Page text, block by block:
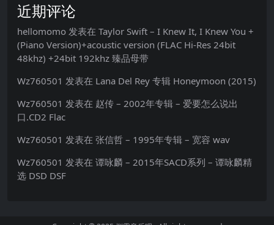
近期评论
hellomomo 发表在 Taylor Swift – I Knew It, I Knew You +
(Piano Version)+acoustic version (FLAC Hi-Res 24bit
48khz) +24bit 192khz 臻品母带
Wz760501 发表在 Lana Del Rey 专辑 Honeymoon (2015)
Wz760501 发表在 赵传 – 2002年专辑 – 爱要怎么说出
口.CD2 Flac
Wz760501 发表在 张信哲 – 1995年专辑 – 宽容 wav
Wz760501 发表在 谭咏麟 – 2015年SACD系列 – 谭咏麟精
选 DSD DSF